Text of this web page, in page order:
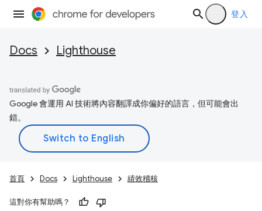
登入
Docs Lighthouse
Google 會運用 AI 技術將內容翻譯成你偏好的語言，但可能會出
錯。
首頁 Docs Lighthouse 績效稽核
這對你有幫助嗎？